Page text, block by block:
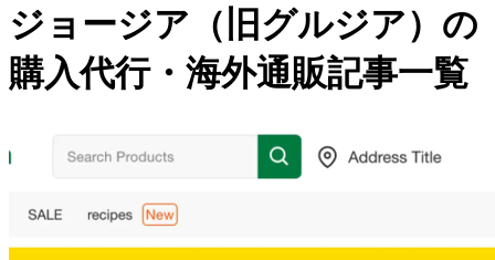
ジョージア（旧グルジア）の
購入代行・海外通販記事一覧